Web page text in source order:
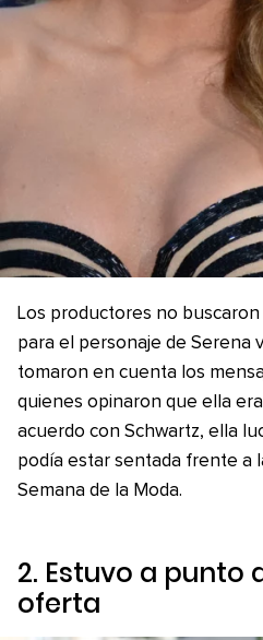
Los productores no buscaron
para el personaje de Serena
tomaron en cuenta los
quienes opinaron que ella
acuerdo con Schwartz, ella
podía estar sentada frente a
Semana de la Moda.
2. Estuvo a punto
oferta